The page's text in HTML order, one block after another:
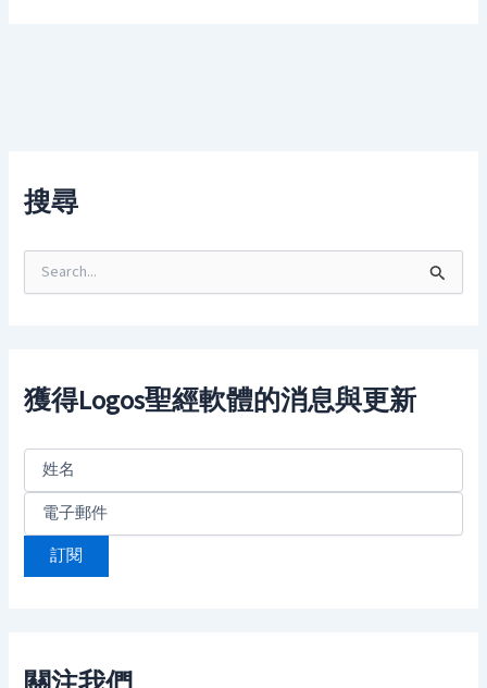
搜尋
f
o
:
獲得Logos聖經軟體的消息與更新